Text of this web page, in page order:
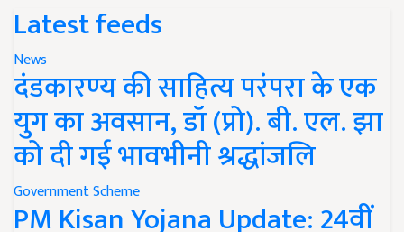
Latest feeds
News
दंडकारण्य की साहित्य परंपरा के एक
युग का अवसान, डॉ (प्रो). बी. एल. झा
को दी गई भावभीनी श्रद्धांजलि
Government Scheme
PM Kisan Yojana Update: 24वीं